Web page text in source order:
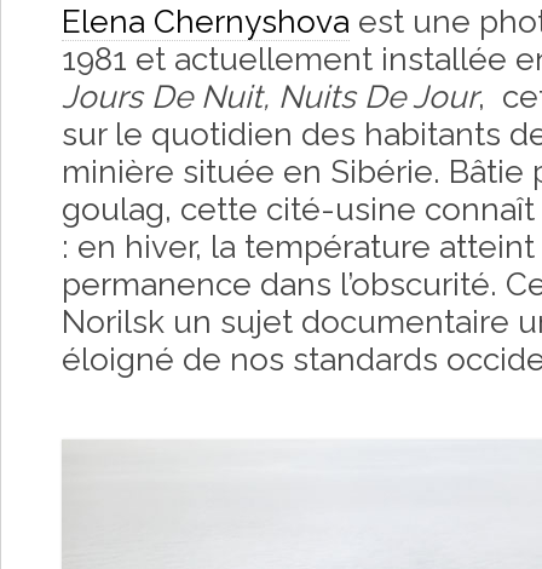
Elena Chernyshova est une
1981 et actuellement installée
Jours De Nuit, Nuits De Jour,
sur le quotidien des habitants
minière située en Sibérie. Bâtie
goulag, cette cité-usine
: en hiver, la température
permanence dans l’obscurité.
Norilsk un sujet documentaire
éloigné de nos standards